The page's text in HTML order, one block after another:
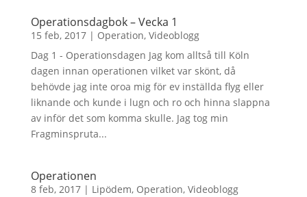
Operationsdagbok – Vecka 1
15 feb, 2017| Operation, Videoblogg
Dag 1 - Operationsdagen Jag kom alltså till Köln
dagen innan operationen vilket var skönt, då
behövde jag inte oroa mig för ev inställda flyg eller
liknande och kunde i lugn och ro och hinna slappna
av inför det som komma skulle. Jag tog min
Fragminspruta...
Operationen
8 feb, 2017| Lipödem, Operation, Videoblogg